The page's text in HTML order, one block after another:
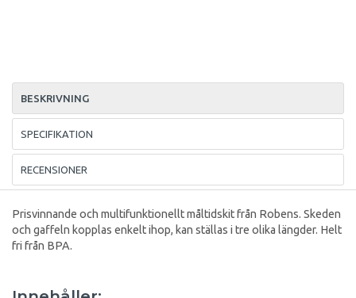
BESKRIVNING
SPECIFIKATION
RECENSIONER
Prisvinnande och multifunktionellt måltidskit från Robens. Skeden
och gaffeln kopplas enkelt ihop, kan ställas i tre olika längder. Helt
fri från BPA.